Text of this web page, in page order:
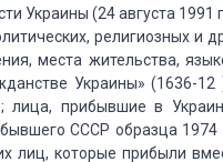
Украины (24 августа 1991
религиозных и
места жительства,
Украины» (1636-12
лица, прибывшие в
СССР образца 1974
лиц, которые прибыли